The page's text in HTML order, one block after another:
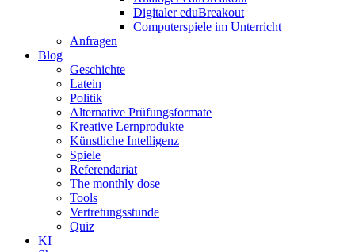
Digitaler eduBreakout
Computerspiele im Unterricht
Anfragen
Blog
Geschichte
Latein
Politik
Alternative Prüfungsformate
Kreative Lernprodukte
Künstliche Intelligenz
Spiele
Referendariat
The monthly dose
Tools
Vertretungsstunde
Quiz
KI